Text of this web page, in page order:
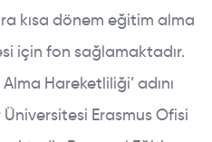
kısa dönem eğitim alma
için fon sağlamaktadır.
Hareketliliği’ adını
Erasmus Ofisi